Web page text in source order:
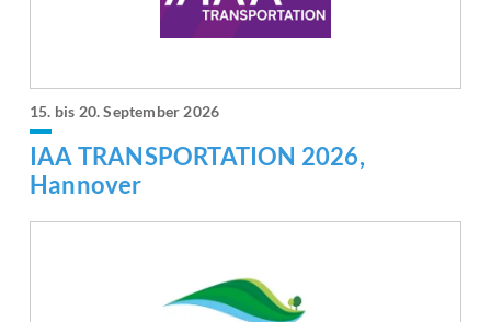
15. bis 20. September 2026
IAA TRANSPORTATION 2026,
Hannover